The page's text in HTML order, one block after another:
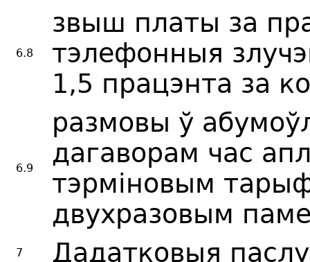
6.8
звыш платы за
тэлефонныя
1,5 працэнта за
6.9
размовы ў
дагаворам час
тэрміновым
двухразовым
7 Дадатковыя